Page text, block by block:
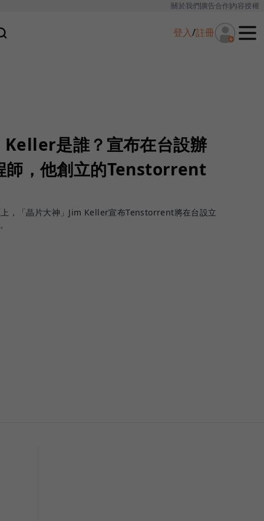
關於我們廣告合作內容授權
登入/註冊
Keller是誰？宣布在台設辦
師，他創立的Tenstorrent
，「晶片大神」Jim Keller宣布Tenstorrent將在台設立